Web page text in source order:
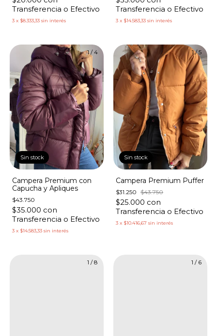
Transferencia o Efectivo
3 x $8.333,33 sin interés
Transferencia o Efectivo
3 x $14.583,33 sin interés
1/4
Sin stock
Campera Premium con
Capucha y Apliques
$43.750
$35.000 con
Transferencia o Efectivo
3 x $14.583,33 sin interés
1/5
Sin stock
Campera Premium Puffer
$31.250 $43.750
$25.000 con
Transferencia o Efectivo
3 x $10.416,67 sin interés
1 /8 1 / 6